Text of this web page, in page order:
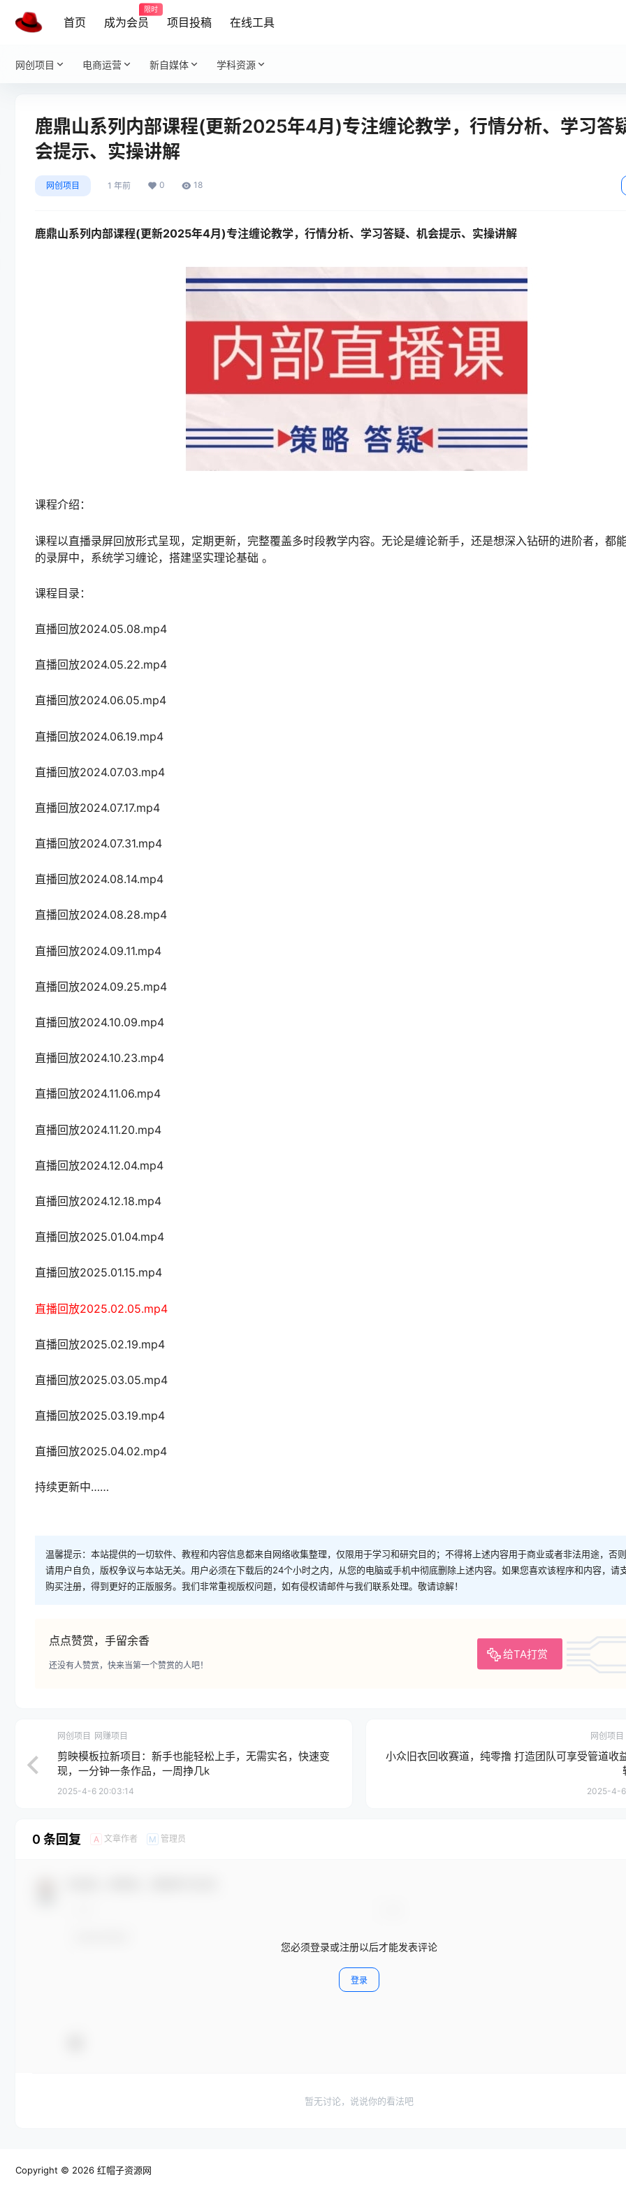
首页 成为会员
限时
项目投稿 在线工具
网创项目 电商运营 新自媒体 学科资源
鹿鼎山系列内部课程(更新2025年4月)专注缠论教学，行情分析、学习答
会提示、实操讲解
网创项目 1 年前 0 18
鹿鼎山系列内部课程(更新2025年4月)专注缠论教学，行情分析、学习答疑、机会提示、实操讲解
课程介绍：
课程以直播录屏回放形式呈现，定期更新，完整覆盖多时段教学内容。无论是缠论新手，还是想深入钻研的进阶者，都
的录屏中，系统学习缠论，搭建坚实理论基础 。
课程目录：
直播回放2024.05.08.mp4
直播回放2024.05.22.mp4
直播回放2024.06.05.mp4
直播回放2024.06.19.mp4
直播回放2024.07.03.mp4
直播回放2024.07.17.mp4
直播回放2024.07.31.mp4
直播回放2024.08.14.mp4
直播回放2024.08.28.mp4
直播回放2024.09.11.mp4
直播回放2024.09.25.mp4
直播回放2024.10.09.mp4
直播回放2024.10.23.mp4
直播回放2024.11.06.mp4
直播回放2024.11.20.mp4
直播回放2024.12.04.mp4
直播回放2024.12.18.mp4
直播回放2025.01.04.mp4
直播回放2025.01.15.mp4
直播回放2025.02.05.mp4
直播回放2025.02.19.mp4
直播回放2025.03.05.mp4
直播回放2025.03.19.mp4
直播回放2025.04.02.mp4
持续更新中……
温馨提示：本站提供的一切软件、教程和内容信息都来自网络收集整理，仅限用于学习和研究目的；不得将上述内容用于商业或者非法用途，否
请用户自负，版权争议与本站无关。用户必须在下载后的24个小时之内，从您的电脑或手机中彻底删除上述内容。如果您喜欢该程序和内容，请支
购买注册，得到更好的正版服务。我们非常重视版权问题，如有侵权请邮件与我们联系处理。敬请谅解！
点点赞赏，手留余香
给TA打赏
还没有人赞赏，快来当第一个赞赏的人吧！
网创项目 网赚项目
剪映模板拉新项目：新手也能轻松上手，无需实名，快速变
现，一分钟一条作品，一周挣几k
2025-4-6 20:03:14
网创项目
小众旧衣回收赛道，纯零撸 打造团队可享受管道收
2025-4-6
0 条回复 A 文章作者 M 管理员
您必须登录或注册以后才能发表评论
登录
暂无讨论，说说你的看法吧
Copyright © 2026 红帽子资源网